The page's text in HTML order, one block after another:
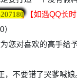
【如遇QQ长
）
您对喜欢的高手
，不要错了哭爹喊